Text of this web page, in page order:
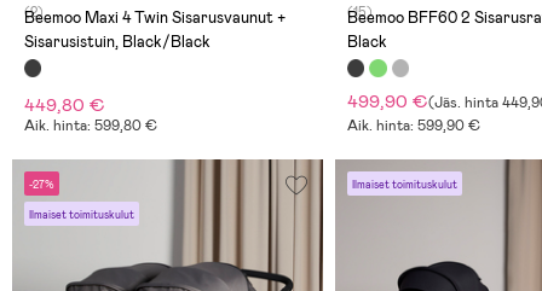
(2)
Beemoo Maxi 4 Twin Sisarusvaunut +
Sisarusistuin, Black/Black
449,80 €
Aik. hinta: 599,80 €
(15)
Beemoo BFF60 2
Black
499,90 €(Jäs. hinta
Aik. hinta: 599,90 €
-27%
Ilmaiset toimituskulut
Ilmaiset toimituskulut